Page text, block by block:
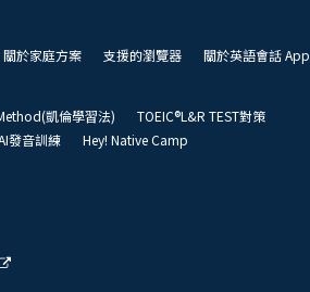
關於家庭方案 支援的瀏覽器 關於英語會話 App
凱倫學習法)
TOEIC®L&R TEST對策
發音訓練 Hey! Native Camp